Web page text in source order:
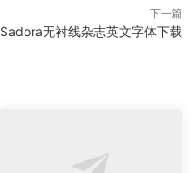
下一篇
Sadora无衬线杂志英文字体下载